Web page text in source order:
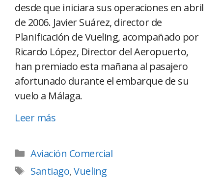
desde que iniciara sus operaciones en abril
de 2006. Javier Suárez, director de
Planificación de Vueling, acompañado por
Ricardo López, Director del Aeropuerto,
han premiado esta mañana al pasajero
afortunado durante el embarque de su
vuelo a Málaga.
Leer más
Aviación Comercial
Santiago,Vueling